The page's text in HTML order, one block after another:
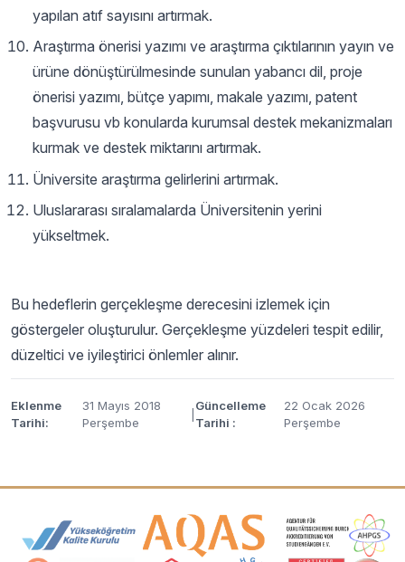
yapılan atıf sayısını artırmak.
Araştırma önerisi yazımı ve araştırma çıktılarının yayın ve
ürüne dönüştürülmesinde sunulan yabancı dil, proje
önerisi yazımı, bütçe yapımı, makale yazımı, patent
başvurusu vb konularda kurumsal destek mekanizmaları
kurmak ve destek miktarını artırmak.
Üniversite araştırma gelirlerini artırmak.
Uluslararası sıralamalarda Üniversitenin yerini
yükseltmek.
Bu hedeflerin gerçekleşme derecesini izlemek için
göstergeler oluşturulur. Gerçekleşme yüzdeleri tespit edilir,
düzeltici ve iyileştirici önlemler alınır.
Eklenme
Tarihi:
31 Mayıs 2018
Perşembe
Güncelleme
Tarihi :
22 Ocak 2026
Perşembe
Akreditasyon ve Üyelik Logoları